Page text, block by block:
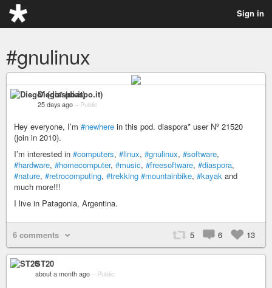
Sign in
#gnulinux
Diego* (diaspo.it)
25 days ago – Public
Hey everyone, I’m #newhere in this pod. diaspora* user Nº 21520
(join in 2010).
I’m interested in #computers, #linux, #gnulinux, #software,
#hardware, #homecomputer, #music, #freesoftware, #diaspora,
#nature, #retrocomputing, #trekking #mountainbike, #kayak and
much more!!!
I live in Patagonia, Argentina.
6 comments 5 6 13
ST20
about a month ago – Public